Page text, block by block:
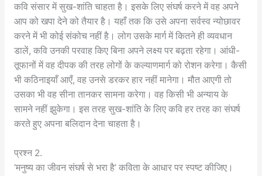
कवि संसार में सुख-शांति चाहता है। इसके लिए संघर्ष करने में वह अपने
आप को खपा देने को तैयार है। यहाँ तक कि उसे अपना सर्वस्व न्योछावर
करने में भी कोई संकोच नहीं है। लोग उसके मार्ग में कितने ही व्यवधान
डालें, कवि उनकी परवाह किए बिना अपने लक्ष्य पर बढ़ता रहेगा। आंधी-
तूफानों में वह दीपक की तरह लोगों के कल्याणमार्ग को रोशन करेगा। कैसी
भी कठिनाइयाँ आएँ, वह उनसे डरकर हार नहीं मानेगा। मौत आएगी तो
उसका भी वह सीना तानकर सामना करेगा। वह किसी भी अन्याय के
सामने नहीं झुकेगा। इस तरह सुख-शांति के लिए कवि हर तरह का संघर्ष
करते हुए अपना बलिदान देना चाहता है।
प्रश्न 2.
‘मनुष्य का जीवन संघर्ष से भरा है’ कविता के आधार पर स्पष्ट कीजिए।